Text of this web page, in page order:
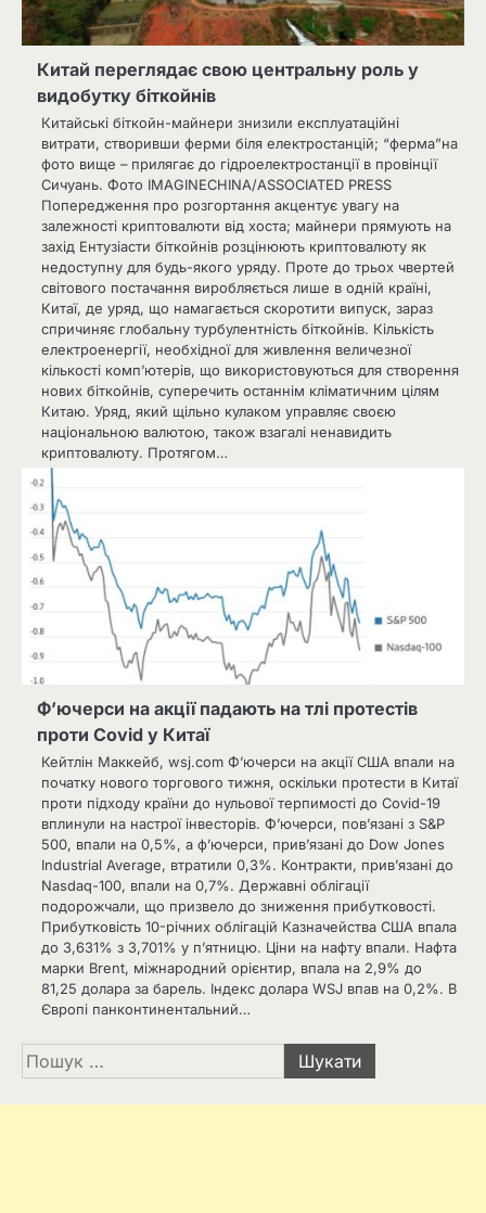
Китай переглядає свою центральну роль у
видобутку біткойнів
Китайські біткойн-майнери знизили експлуатаційні
витрати, створивши ферми біля електростанцій; “ферма”на
фото вище – прилягає до гідроелектростанції в провінції
Сичуань. Фото IMAGINECHINA/ASSOCIATED PRESS
Попередження про розгортання акцентує увагу на
залежності криптовалюти від хоста; майнери прямують на
захід Ентузіасти біткойнів розцінюють криптовалюту як
недоступну для будь-якого уряду. Проте до трьох чвертей
світового постачання виробляється лише в одній країні,
Китаї, де уряд, що намагається скоротити випуск, зараз
спричиняє глобальну турбулентність біткойнів. Кількість
електроенергії, необхідної для живлення величезної
кількості комп’ютерів, що використовуються для створення
нових біткойнів, суперечить останнім кліматичним цілям
Китаю. Уряд, який щільно кулаком управляє своєю
національною валютою, також взагалі ненавидить
криптовалюту. Протягом…
Ф’ючерси на акції падають на тлі протестів
проти Covid у Китаї
Кейтлін Маккейб, wsj.com Ф’ючерси на акції США впали на
початку нового торгового тижня, оскільки протести в Китаї
проти підходу країни до нульової терпимості до Covid-19
вплинули на настрої інвесторів. Ф’ючерси, пов’язані з S&P
500, впали на 0,5%, а ф’ючерси, прив’язані до Dow Jones
Industrial Average, втратили 0,3%. Контракти, прив’язані до
Nasdaq-100, впали на 0,7%. Державні облігації
подорожчали, що призвело до зниження прибутковості.
Прибутковість 10-річних облігацій Казначейства США впала
до 3,631% з 3,701% у п’ятницю. Ціни на нафту впали. Нафта
марки Brent, міжнародний орієнтир, впала на 2,9% до
81,25 долара за барель. Індекс долара WSJ впав на 0,2%. В
Європі панконтинентальний…
Пошук: